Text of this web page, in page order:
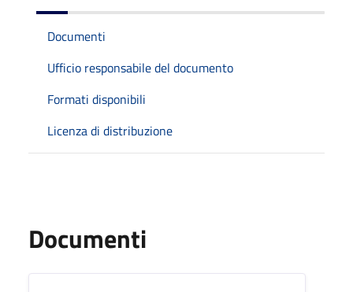
Documenti
Ufficio responsabile del documento
Formati disponibili
Licenza di distribuzione
Documenti